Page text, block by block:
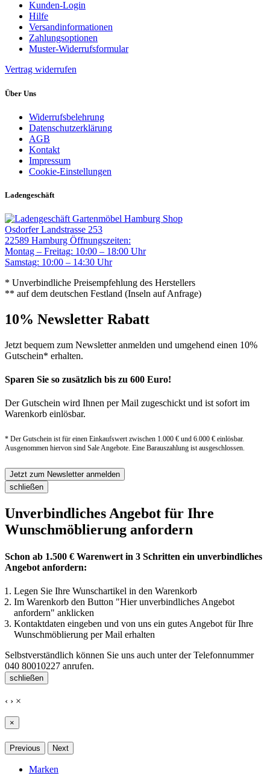
Kunden-Login
Hilfe
Versandinformationen
Zahlungsoptionen
Muster-Widerrufsformular
Vertrag widerrufen
Über Uns
Widerrufsbelehrung
Datenschutzerklärung
AGB
Kontakt
Impressum
Cookie-Einstellungen
Ladengeschäft
Gartenmöbel Hamburg Shop
Osdorfer Landstrasse 253
22589 Hamburg Öffnungszeiten:
Montag – Freitag: 10:00 – 18:00 Uhr
Samstag: 10:00 – 14:30 Uhr
* Unverbindliche Preisempfehlung des Herstellers
** auf dem deutschen Festland (Inseln auf Anfrage)
10% Newsletter Rabatt
Jetzt bequem zum Newsletter anmelden und umgehend einen 10%
Gutschein* erhalten.
Sparen Sie so zusätzlich bis zu 600 Euro!
Der Gutschein wird Ihnen per Mail zugeschickt und ist sofort im
Warenkorb einlösbar.
* Der Gutschein ist für einen Einkaufswert zwischen 1.000 € und 6.000 € einlösbar.
Ausgenommen hiervon sind Sale Angebote. Eine Barauszahlung ist ausgeschlossen.
Jetzt zum Newsletter anmelden
schließen
Unverbindliches Angebot für Ihre
Wunschmöblierung anfordern
Schon ab 1.500 € Warenwert in 3 Schritten ein unverbindliches
Angebot anfordern:
Legen Sie Ihre Wunschartikel in den Warenkorb
Im Warenkorb den Button "Hier unverbindliches Angebot
anfordern" anklicken
Kontaktdaten eingeben und von uns ein gutes Angebot für Ihre
Wunschmöblierung per Mail erhalten
Selbstverständlich können Sie uns auch unter der Telefonnummer
040 80010227 anrufen.
schließen
‹ › ×
×
Previous Next
Marken